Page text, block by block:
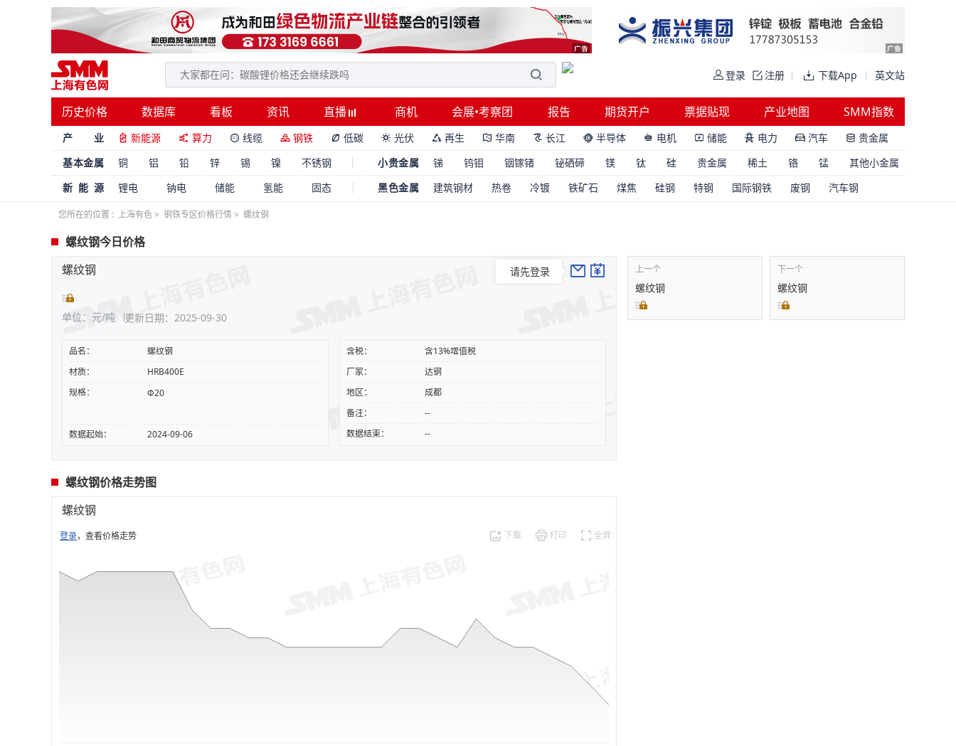
登录 注册 下载App 英文站
历史价格 数据库 看板 资讯 直播 商机 会展•考察团 报告 期货开户 票据贴现 产业地图 SMM指数
产 业  新能源  算力  线缆  钢铁  低碳  光伏  再生  华南  长江  半导体  电机  储能  电力  汽车  贵金属
基本金属
铜 铝 铅 锌 锡 镍 不锈钢 小贵金属 锑 钨钼 铟镓锗 铋硒碲 镁 钛 硅 贵金属 稀土 铬 锰
其他小金属
新能源
锂电 钠电 储能 氢能 固态 黑色金属 建筑钢材 热卷 冷镀 铁矿石 煤焦 硅钢 特钢 国际钢铁 废钢 汽车钢
您所在的位置 : 上海有色> 钢铁专区价格行情> 螺纹钢
螺纹钢今日价格
螺纹钢
单位：元/吨 更新日期：2025-09-30
请先登录
品名：
螺纹钢
材质：
HRB400E
规格：
Φ20
数据起始： 2024-09-06
含税：
含13%增值税
厂家：
达钢
地区：
成都
备注：
--
数据结束：
--
螺纹钢价格走势图
螺纹钢
登录，查看价格走势 下载 打印 全屏
上一个
螺纹钢
下一个
螺纹钢